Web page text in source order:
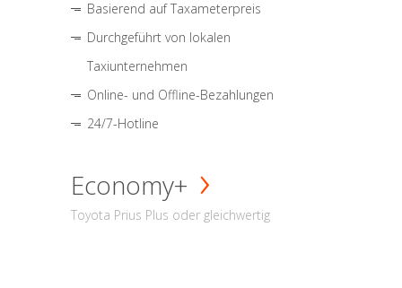
Basierend auf Taxameterpreis
Durchgeführt von lokalen
Taxiunternehmen
Online- und Offline-Bezahlungen
24/7-Hotline
Economy+
Toyota Prius Plus oder gleichwertig